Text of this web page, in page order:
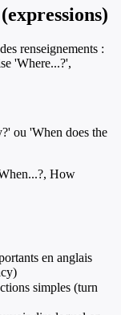
renseignements :
'Where...?',
ou 'When does the
How
en anglais
simples (turn